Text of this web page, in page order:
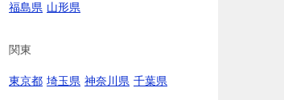
福島県 山形県
関東
東京都 埼玉県 神奈川県 千葉県